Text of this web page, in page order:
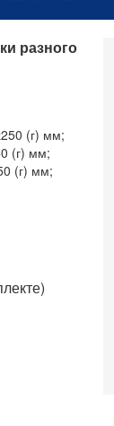
разного
(г) мм;
(г) мм;
(г) мм;